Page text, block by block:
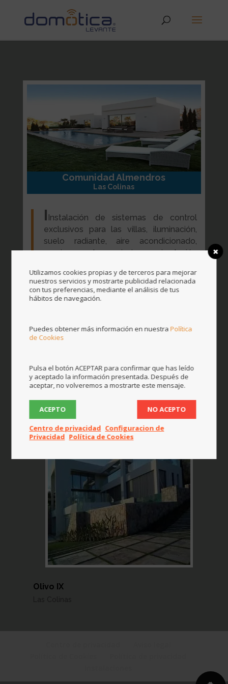
Comunidad Almendros
Las Colinas
I Instalación de sistemas de control
exclusivos para las villas, iluminación,
suelo radiante, aire acondicionado,
persianas, estores, piscina, re-circulación
Solución completa, de gestión de la
vivienda, todos los sistemas se manejan
color ubicadas de forma estratégica,
además su video portero inteligente,
solicita el acceso, del mismo modo todo el
control de la vivienda está siempre en las
o Smartphone.
Olivo IX
Utilizamos cookies propias y de terceros para mejorar
nuestros servicios y mostrarte publicidad relacionada
con tus preferencias, mediante el análisis de tus
hábitos de navegación.
Puedes obtener más información en nuestra Política
de Cookies
Pulsa el botón ACEPTAR para confirmar que has leído
y aceptado la información presentada. Después de
aceptar, no volveremos a mostrarte este mensaje.
ACEPTO NO ACEPTO
Centro de privacidad Configuracion de
Privacidad Política de Cookies